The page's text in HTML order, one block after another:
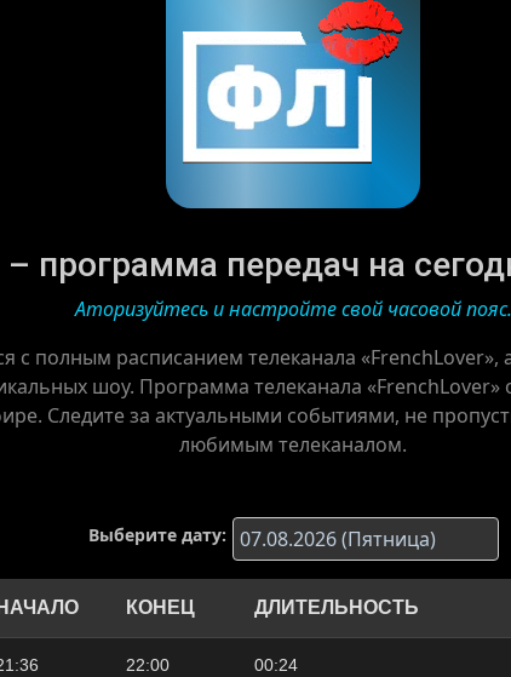
программа передач на
Аторизуйтесь и настройте свой часовой пояс.
с полным расписанием телеканала
шоу. Программа телеканала «FrenchLover»
Следите за актуальными событиями, не
любимым телеканалом.
Выберите дату:
НАЧАЛО КОНЕЦ ДЛИТЕЛЬНОСТЬ
22:00 00:24